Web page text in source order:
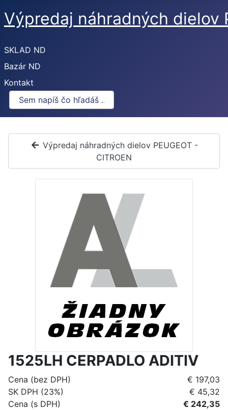
Výpredaj náhradných dielov
SKLAD ND
Bazár ND
Kontakt
Výpredaj náhradných dielov PEUGEOT -
CITROEN
1525LH CERPADLO ADITIV
Cena (bez DPH)
€ 197,03
SK DPH (23%)
€ 45,32
Cena (s DPH)
€ 242,35